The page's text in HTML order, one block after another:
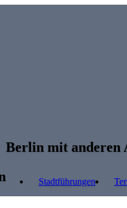
Berlin mit anderen
Stadtführungen